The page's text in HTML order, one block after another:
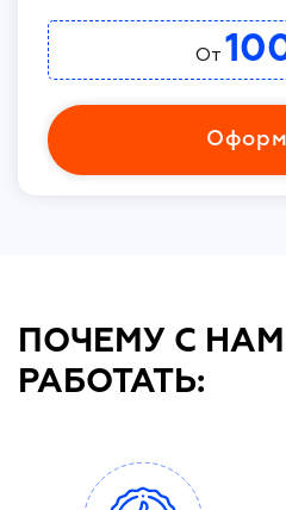
От
ПОЧЕМУ С
РАБОТАТЬ: